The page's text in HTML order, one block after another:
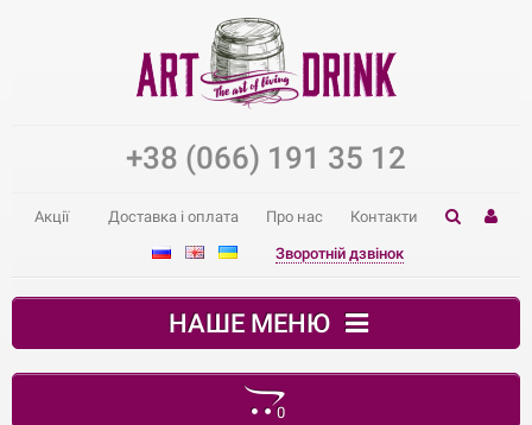
+38 (066) 191 35 12
Акції Доставка і оплата Про нас Контакти
Зворотній дзвінок
НАШЕ МЕНЮ
0